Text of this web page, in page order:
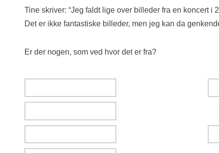
Tine skriver: “Jeg faldt lige over billeder fra en koncert i
Det er ikke fantastiske billeder, men jeg kan da
Er der nogen, som ved hvor det er fra?